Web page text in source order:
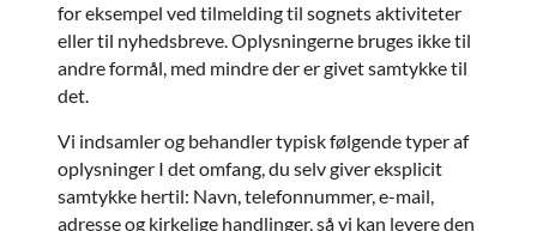
for eksempel ved tilmelding til sognets aktiviteter
eller til nyhedsbreve. Oplysningerne bruges ikke til
andre formål, med mindre der er givet samtykke til
det.
Vi indsamler og behandler typisk følgende typer af
oplysninger I det omfang, du selv giver eksplicit
samtykke hertil: Navn, telefonnummer, e-mail,
adresse og kirkelige handlinger, så vi kan levere den